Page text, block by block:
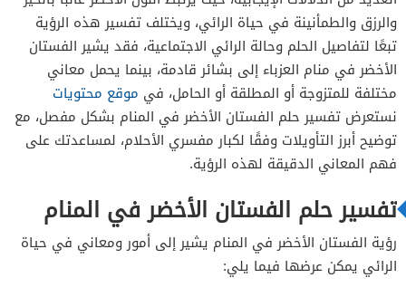
تفسير حلم الفستان الأخضر في المنام للمتزوجة
تفسير حلم الفستان الأخضر في المنام للمطلقة
تفسير حلم الفستان الأخضر للحامل
تفسير حلم الفستان الأخضر للرجل
والرزق والطمأنينة في حياة الرائي، ويختلف تفسير هذه الرؤية
تبعًا لتفاصيل الحلم وحالة الرائي الاجتماعية، فقد يشير الفستان
الأخضر في منام العزباء إلى بشائر قادمة، بينما يحمل معاني
مختلفة للمتزوجة أو المطلقة أو الحامل، في موقع محتويات
نستعرض تفسير حلم الفستان الأخضر في المنام بشكل مفصل، مع
توضيح أبرز التأويلات وفقًا لكبار مفسري الأحلام، لمساعدتك على
فهم المعاني الدقيقة لهذه الرؤية.
تفسير حلم الفستان الأخضر في المنام
رؤية الفستان الأخضر في المنام يشير إلى أمور ومعاني في حياة
الرائي يمكن عرضها فيما يلي: